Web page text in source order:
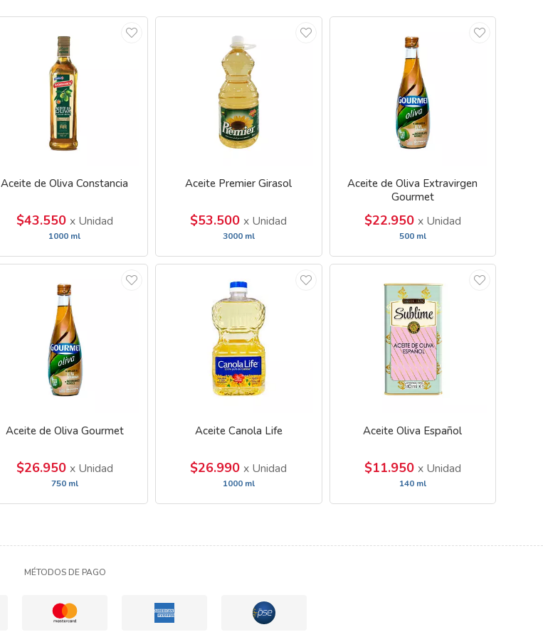
Aceite de Oliva Constancia
$43.550 x Unidad
1000 ml
Aceite Premier Girasol
$53.500x Unidad
3000 ml
Aceite de Oliva Extravirgen
Gourmet
$22.950 x Unidad
500 ml
Aceite de Oliva Gourmet
$26.950 x Unidad
750 ml
Aceite Canola Life
$26.990x Unidad
1000 ml
Aceite Oliva Español
$11.950 x Unidad
140 ml
MÉTODOS DE PAGO